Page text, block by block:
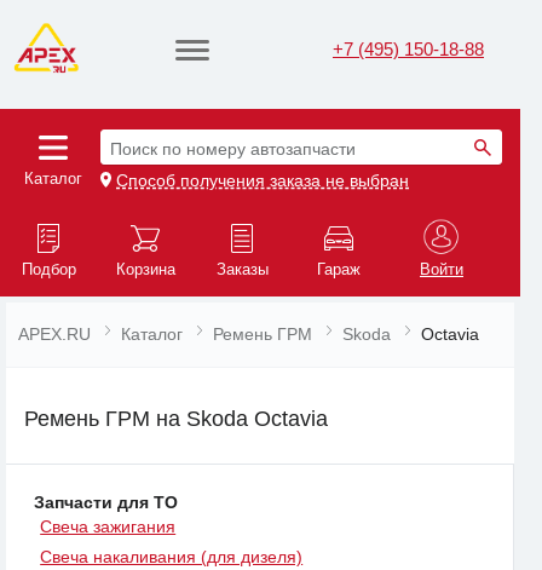
+7 (495) 150-18-88
Каталог
Поиск по номеру автозапчасти
Способ получения заказа не выбран
Подбор Корзина Заказы Гараж Войти
APEX.RU Каталог Ремень ГРМ Skoda Octavia
Ремень ГРМ на Skoda Octavia
Запчасти для ТО
Свеча зажигания
Свеча накаливания (для дизеля)